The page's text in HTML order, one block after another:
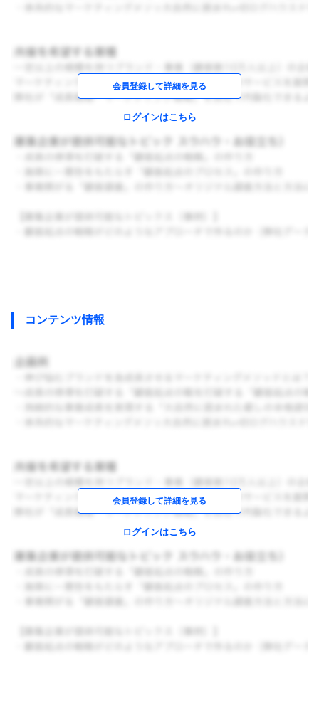
会員登録して詳細を見る
ログインはこちら
コンテンツ情報
会員登録して詳細を見る
ログインはこちら